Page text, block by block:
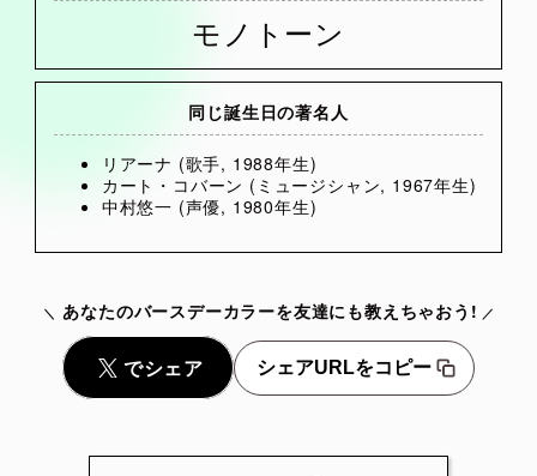
モノトーン
同じ誕生日の著名人
リアーナ (歌手, 1988年生)
カート・コバーン (ミュージシャン, 1967年生)
中村悠一 (声優, 1980年生)
あなたのバースデーカラーを友達にも教えちゃおう!
シェアURLをコピー